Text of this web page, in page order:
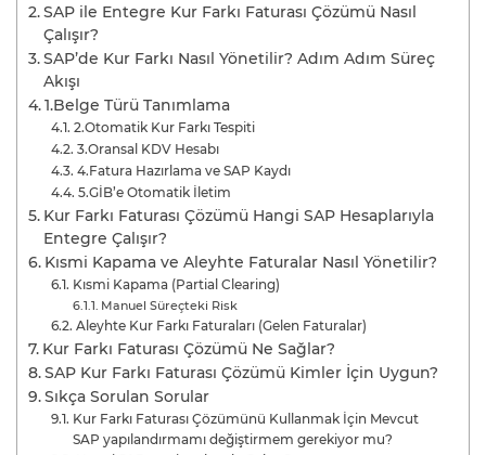
SAP ile Entegre Kur Farkı Faturası Çözümü Nasıl
Çalışır?
SAP’de Kur Farkı Nasıl Yönetilir? Adım Adım Süreç
Akışı
1.Belge Türü Tanımlama
2.Otomatik Kur Farkı Tespiti
3.Oransal KDV Hesabı
4.Fatura Hazırlama ve SAP Kaydı
5.GİB’e Otomatik İletim
Kur Farkı Faturası Çözümü Hangi SAP Hesaplarıyla
Entegre Çalışır?
Kısmi Kapama ve Aleyhte Faturalar Nasıl Yönetilir?
Kısmi Kapama (Partial Clearing)
Manuel Süreçteki Risk
Aleyhte Kur Farkı Faturaları (Gelen Faturalar)
Kur Farkı Faturası Çözümü Ne Sağlar?
SAP Kur Farkı Faturası Çözümü Kimler İçin Uygun?
Sıkça Sorulan Sorular
Kur Farkı Faturası Çözümünü Kullanmak İçin Mevcut
SAP yapılandırmamı değiştirmem gerekiyor mu?